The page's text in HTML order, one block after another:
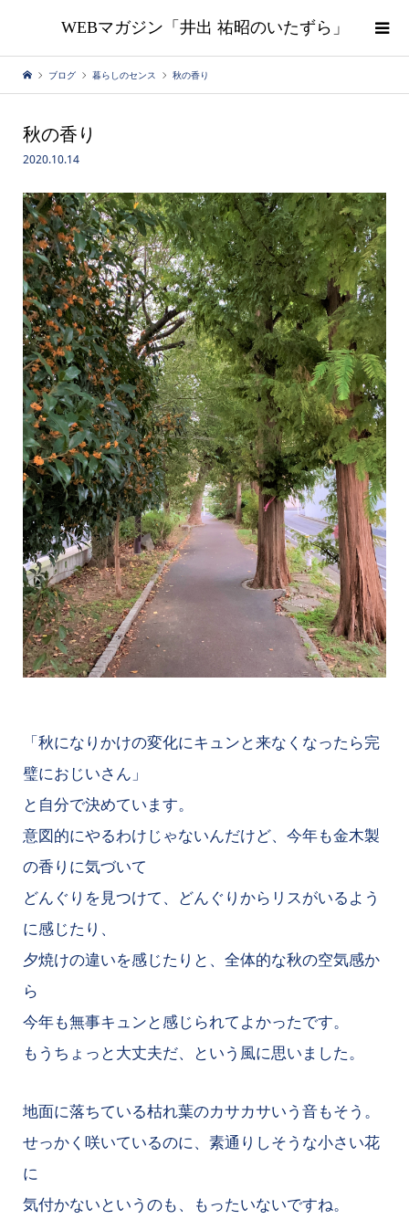
WEBマガジン「井出 祐昭のいたずら」
ブログ 暮らしのセンス 秋の香り
秋の香り
2020.10.14
「秋になりかけの変化にキュンと来なくなったら完
璧におじいさん」
と自分で決めています。
意図的にやるわけじゃないんだけど、今年も金木製
の香りに気づいて
どんぐりを見つけて、どんぐりからリスがいるよう
に感じたり、
夕焼けの違いを感じたりと、全体的な秋の空気感か
ら
今年も無事キュンと感じられてよかったです。
もうちょっと大丈夫だ、という風に思いました。
地面に落ちている枯れ葉のカサカサいう音もそう。
せっかく咲いているのに、素通りしそうな小さい花
に
気付かないというのも、もったいないですね。